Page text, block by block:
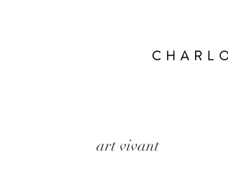
art vivant